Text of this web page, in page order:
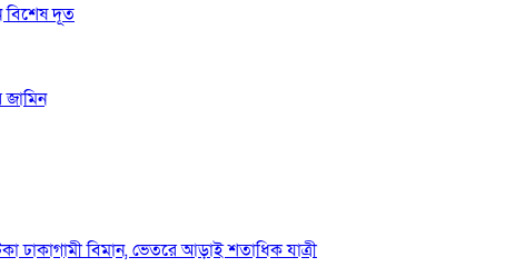
বিশেষ দূত
জামিন
ঢাকাগামী বিমান, ভেতরে আড়াই শতাধিক যাত্রী